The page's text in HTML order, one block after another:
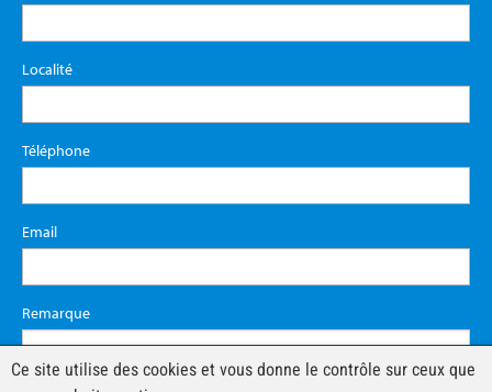
Localité
Téléphone
Email
Remarque
Ce site utilise des cookies et vous donne le contrôle sur ceux que